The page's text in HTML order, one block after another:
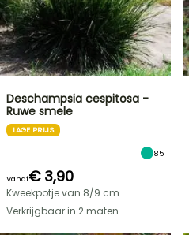
Deschampsia cespitosa -
Ruwe smele
LAGE PRIJS
85
Vanaf€ 3,90
Kweekpotje van 8/9 cm
Verkrijgbaar in 2 maten